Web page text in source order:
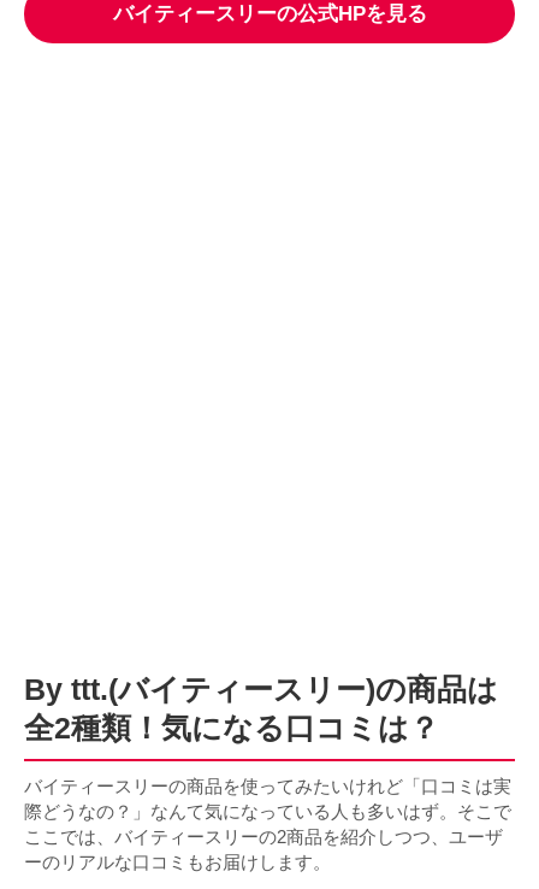
バイティースリーの公式HPを見る
By ttt.(バイティースリー)の商品は
全2種類！気になる口コミは？
バイティースリーの商品を使ってみたいけれど「口コミは実
際どうなの？」なんて気になっている人も多いはず。そこで
ここでは、バイティースリーの2商品を紹介しつつ、ユーザ
ーのリアルな口コミもお届けします。